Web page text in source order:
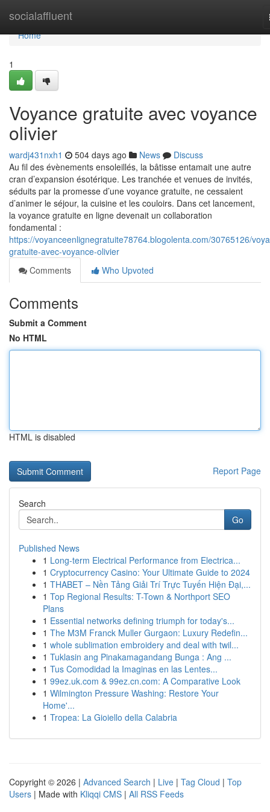
socialaffluent
Home
Home
1
Voyance gratuite avec voyance
olivier
wardj431nxh1 504 days ago News
Discuss
Au fil des évènements ensoleillés, la bâtisse entamait une autre
cran d’expansion ésotérique. Les tranchée et venues de invités,
séduits par la promesse d’une voyance gratuite, ne cessaient
d’animer le séjour, la cuisine et les couloirs. Dans cet lancement,
la voyance gratuite en ligne devenait un collaboration
fondamental :
https://voyanceenlignegratuite78764.blogolenta.com/30765126/
gratuite-avec-voyance-olivier
Comments
Who Upvoted
Comments
Submit a Comment
No HTML
HTML is disabled
Report Page
Search
Go
Published News
1 Long-term Electrical Performance from Electrica...
1 Cryptocurrency Casino: Your Ultimate Guide to 2024
1 THABET – Nền Tảng Giải Trí Trực Tuyến Hiện Đại,...
1 Top Regional Results: T-Town & Northport SEO
Plans
1 Essential networks defining triumph for today's...
1 The M3M Franck Muller Gurgaon: Luxury Redefin...
1 whole sublimation embroidery and deal with twil...
1 Tuklasin ang Pinakamagandang Bunga : Ang ...
1 Tus Comodidad la Imaginas en las Lentes...
1 99ez.uk.com & 99ez.cn.com: A Comparative Look
1 Wilmington Pressure Washing: Restore Your
Home'...
1 Tropea: La Gioiello della Calabria
Copyright © 2026 | Advanced Search | Live | Tag Cloud | Top
Users | Made with Kliqqi CMS | All RSS Feeds